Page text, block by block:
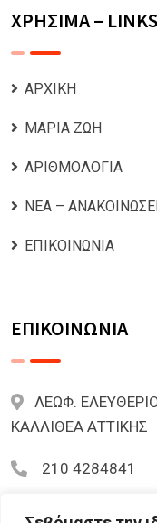
ΧΡΗΣΙΜΑ – LINKS
ΑΡΧΙΚΗ
ΜΑΡΙΑ ΖΩΗ
ΑΡΙΘΜΟΛΟΓΙΑ
ΝΕΑ –
ΕΠΙΚΟΙΝΩΝΙΑ
ΕΠΙΚΟΙΝΩΝΙΑ
ΛΕΩΦ.
ΚΑΛΛΙΘΕΑ ΑΤΤΙΚΗΣ
210 4284841